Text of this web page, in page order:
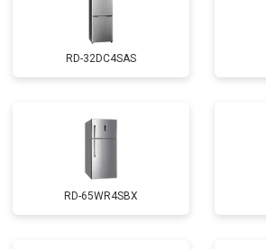
RD-32DC4SAS
RD-65WR4SBX